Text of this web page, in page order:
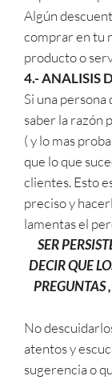
Algún
comprar en tu
producto o
4.- ANALISIS
Si una
saber la razón
( y lo mas
que lo que
clientes. Esto
preciso y
lamentas el
SER
DECIR QUE
PREGUNTAS
No
atentos y
sugerencia o